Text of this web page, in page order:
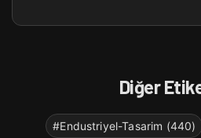
Diğer
#Endustriyel-Tasarim (440)